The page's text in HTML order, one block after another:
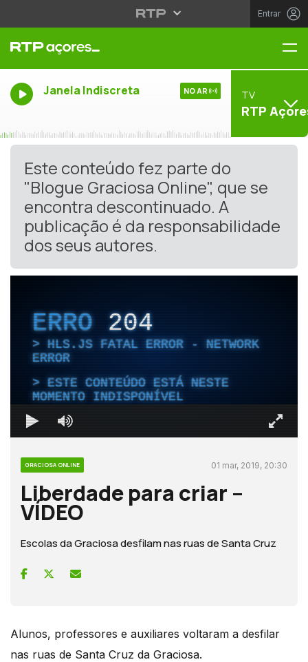
Entrar
Janela Indiscreta NO AR TV
RTP
Este conteúdo fez parte do
"Blogue Graciosa Online", que se
encontra descontinuado. A
publicação é da responsabilidade
dos seus autores.
ERRO204
HLS.JS FATAL ERROR - NETWORK
ERROR
ESTE CONTEÚDO ESTÁ NESTE
MOMENTO INDISPONÍVEL
GRACIOSA ONLINE 01 mar, 2019, 20:30
Liberdade para criar –
VÍDEO
Escolas da Graciosa desfilam nas ruas de Santa Cruz
Alunos, professores e auxiliares voltaram a desfilar
nas ruas de Santa Cruz da Graciosa.